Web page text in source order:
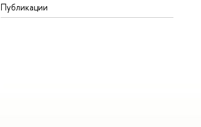
Публикации